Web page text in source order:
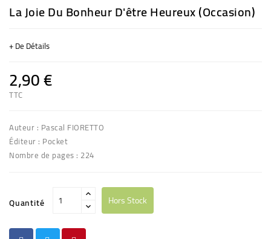
La Joie Du Bonheur D'être Heureux (Occasion)
+ De Détails
2,90 €
TTC
Auteur : Pascal FIORETTO
Éditeur : Pocket
Nombre de pages : 224
Quantité Hors Stock